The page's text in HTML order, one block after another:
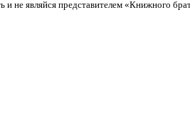
не являйся представителем «Книжного